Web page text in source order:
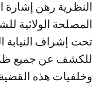
النظرية رهن إشارة
المصلحة الولائية
تحت إشراف النيابة
للكشف عن جميع
وخلفيات هذه